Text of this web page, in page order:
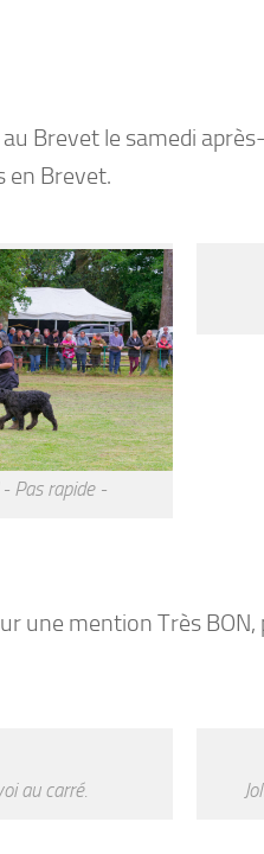
Brevet le samedi
en Brevet.
Pas rapide -
une mention Très
au carré.